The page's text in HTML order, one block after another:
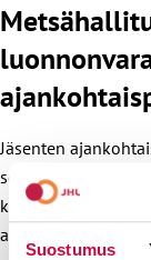
Suostumus
Jäsenten
sopimusalaan/
keskustelemaan
asioista ja